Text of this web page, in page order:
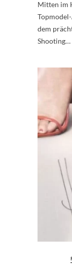
Mitten im
dem
Shooting…